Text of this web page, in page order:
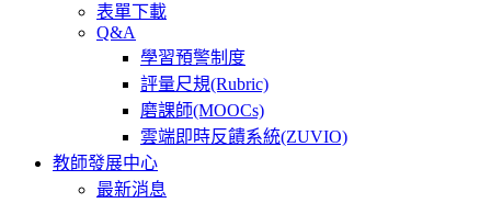
表單下載
Q&A
學習預警制度
評量尺規(Rubric)
磨課師(MOOCs)
雲端即時反饋系統(ZUVIO)
教師發展中心
最新消息